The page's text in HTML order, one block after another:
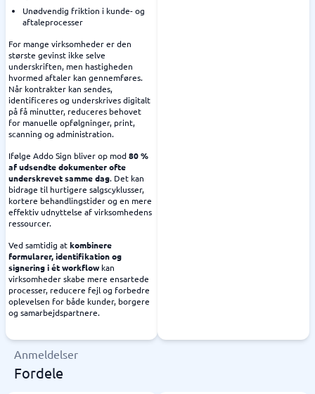
Unødvendig friktion i kunde- og
aftaleprocesser
For mange virksomheder er den
største gevinst ikke selve
underskriften, men hastigheden
hvormed aftaler kan gennemføres.
Når kontrakter kan sendes,
identificeres og underskrives digitalt
på få minutter, reduceres behovet
for manuelle opfølgninger, print,
scanning og administration.
Ifølge Addo Sign bliver op mod80 %
af udsendte dokumenter ofte
underskrevet samme dag. Det kan
bidrage til hurtigere salgscyklusser,
kortere behandlingstider og en mere
effektiv udnyttelse af virksomhedens
ressourcer.
Ved samtidig atkombinere
formularer, identifikation og
signering i ét workflowkan
virksomheder skabe mere ensartede
processer, reducere fejl og forbedre
oplevelsen for både kunder, borgere
og samarbejdspartnere.
Anmeldelser
Fordele